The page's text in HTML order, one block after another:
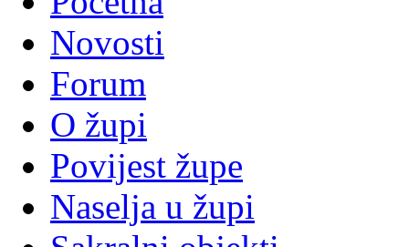
Novosti
Forum
O župi
Povijest župe
Naselja u župi